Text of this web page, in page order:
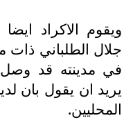
ويقوم الاكراد
جلال الطلباني ذات
في مدينته قد
يريد ان يقول بان
المحليين.